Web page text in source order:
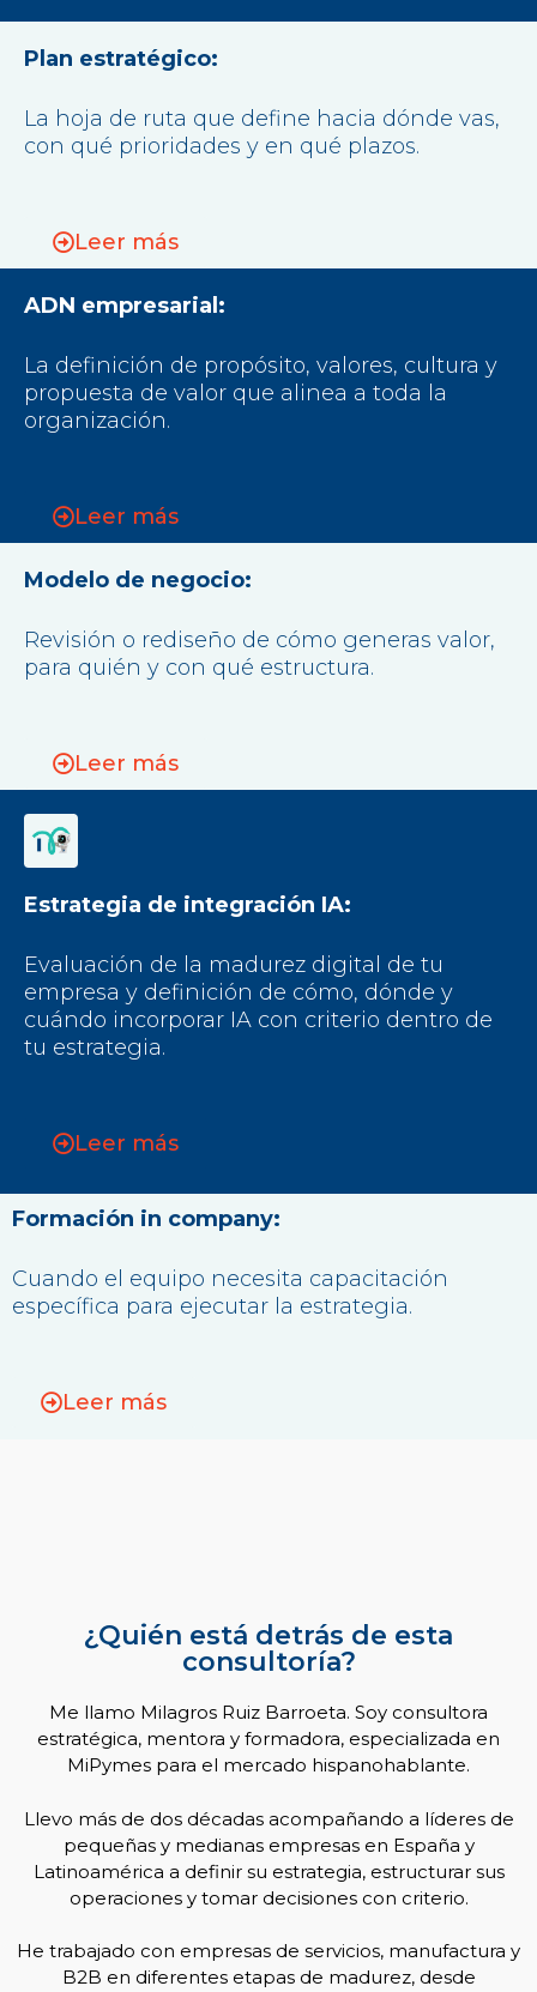
Plan estratégico:
La hoja de ruta que define hacia dónde vas,
con qué prioridades y en qué plazos.
Leer más
ADN empresarial:
La definición de propósito, valores, cultura y
propuesta de valor que alinea a toda la
organización.
Leer más
Modelo de negocio:
Revisión o rediseño de cómo generas valor,
para quién y con qué estructura.
Leer más
Estrategia de integración IA:
Evaluación de la madurez digital de tu
empresa y definición de cómo, dónde y
cuándo incorporar IA con criterio dentro de
tu estrategia.
Leer más
Formación in company:
Cuando el equipo necesita capacitación
específica para ejecutar la estrategia.
Leer más
¿Quién está detrás de esta
consultoría?
Me llamo Milagros Ruiz Barroeta. Soy consultora
estratégica, mentora y formadora, especializada en
MiPymes para el mercado hispanohablante.
Llevo más de dos décadas acompañando a líderes de
pequeñas y medianas empresas en España y
Latinoamérica a definir su estrategia, estructurar sus
operaciones y tomar decisiones con criterio.
He trabajado con empresas de servicios, manufactura y
B2B en diferentes etapas de madurez, desde